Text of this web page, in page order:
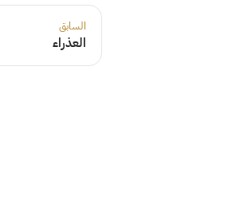
السابق
العذراء